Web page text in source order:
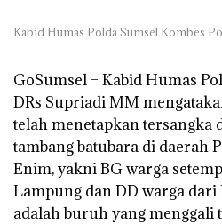
Kabid Humas Polda Sumsel Kombes
GoSumsel – Kabid Humas
DRs Supriadi MM
telah menetapkan tersangka
tambang batubara di daerah
Enim, yakni BG warga
Lampung dan DD warga dari
adalah buruh yang menggali